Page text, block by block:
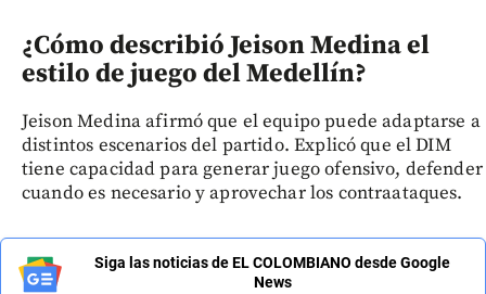
¿Cómo describió Jeison Medina el
estilo de juego del Medellín?
Jeison Medina afirmó que el equipo puede adaptarse a
distintos escenarios del partido. Explicó que el DIM
tiene capacidad para generar juego ofensivo, defender
cuando es necesario y aprovechar los contraataques.
Siga las noticias de EL COLOMBIANO desde Google
News